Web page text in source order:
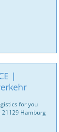
|
for you
21129 Hamburg